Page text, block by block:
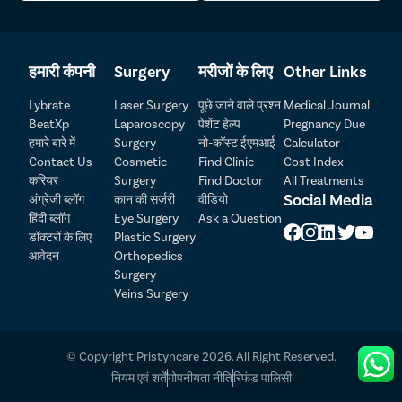
हमारी कंपनी
Lybrate
BeatXp
हमारे बारे में
Contact Us
करियर
अंग्रेजी ब्लॉग
हिंदी ब्लॉग
डॉक्टरों के लिए
आवेदन
Surgery
Laser Surgery
Laparoscopy
Surgery
Cosmetic
Surgery
कान की सर्जरी
Eye Surgery
Plastic Surgery
Orthopedics
Surgery
Veins Surgery
मरीजों के लिए
पूछे जाने वाले प्रश्न
पेशेंट हेल्प
नो-कॉस्ट ईएमआई
Find Clinic
Find Doctor
वीडियो
Ask a Question
Other Links
Medical Journal
Pregnancy Due
Calculator
Cost Index
All Treatments
Social Media
© Copyright Pristyncare 2026. All Right Reserved.
नियम एवं शर्तेंगोपनीयता नीतिरिफंड पालिसी
Patient Detail
नाम लिखें
Select Disease
OTP
Pay Later